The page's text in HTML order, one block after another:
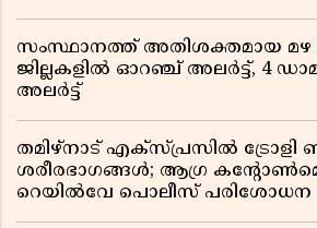
സംസ്ഥാനത്ത് അതിശക്തമായ മഴ
ജില്ലകളിൽ ഓറഞ്ച് അലർട്ട്, 4
അലർട്ട്
തമിഴ്‌നാട് എക്സ്പ്രസിൽ ട്രോളി
ശരീരഭാഗങ്ങൾ; ആഗ്ര
റെയിൽവേ പൊലീസ് പരിശോധന